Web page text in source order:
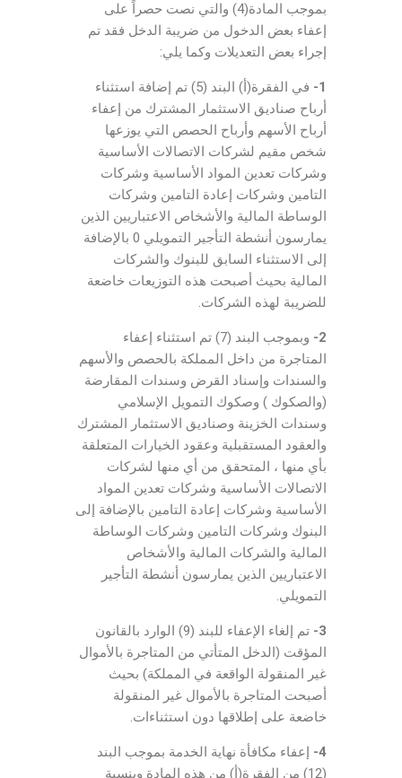
بموجب المادة(4) والتي نصت حصراً على
إعفاء بعض الدخول من ضريبة الدخل فقد تم
إجراء بعض التعديلات وكما يلي:
1-
في الفقرة(أ) البند (5) تم إضافة استثناء
أرباح صناديق الاستثمار المشترك من إعفاء
أرباح الأسهم وأرباح الحصص التي يوزعها
شخص مقيم لشركات الاتصالات الأساسية
وشركات تعدين المواد الأساسية وشركات
التامين وشركات إعادة التامين وشركات
الوساطة المالية والأشخاص الاعتباريين الذين
يمارسون أنشطة التأجير التمويلي 0 بالإضافة
إلى الاستثناء السابق للبنوك والشركات
المالية بحيث أصبحت هذه التوزيعات خاضعة
للضريبة لهذه الشركات.
2-
وبموجب البند (7) تم استثناء إعفاء
المتاجرة من داخل المملكة بالحصص والأسهم
والسندات وإسناد القرض وسندات المقارضة
(والصكوك ) وصكوك التمويل الإسلامي
وسندات الخزينة وصناديق الاستثمار المشترك
والعقود المستقبلية وعقود الخيارات المتعلقة
بأي منها ، المتحقق من أي منها لشركات
الاتصالات الأساسية وشركات تعدين المواد
الأساسية وشركات إعادة التامين بالإضافة إلى
البنوك وشركات التامين وشركات الوساطة
المالية والشركات المالية والأشخاص
الاعتباريين الذين يمارسون أنشطة التأجير
التمويلي.
3-
تم إلغاء الإعفاء للبند (9) الوارد بالقانون
المؤقت (الدخل المتأتي من المتاجرة بالأموال
غير المنقولة الواقعة في المملكة) بحيث
أصبحت المتاجرة بالأموال غير المنقولة
خاضعة على إطلاقها دون استثناءات.
4-
إعفاء مكافأة نهاية الخدمة بموجب البند
(12) من الفقرة(أ) من هذه المادة وبنسبة